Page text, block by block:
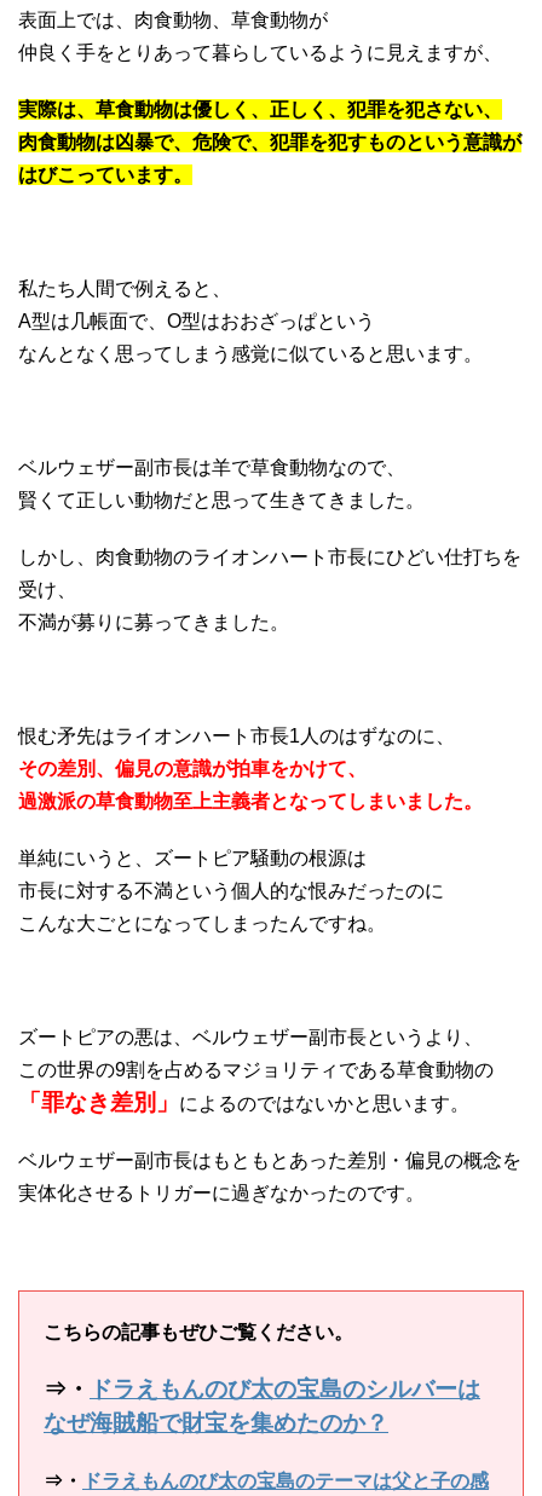
表面上では、肉食動物、草食動物が
仲良く手をとりあって暮らしているように見えますが、
実際は、草食動物は優しく、正しく、犯罪を犯さない、
肉食動物は凶暴で、危険で、犯罪を犯すものという意識が
はびこっています。
私たち人間で例えると、
A型は几帳面で、O型はおおざっぱという
なんとなく思ってしまう感覚に似ていると思います。
ベルウェザー副市長は羊で草食動物なので、
賢くて正しい動物だと思って生きてきました。
しかし、肉食動物のライオンハート市長にひどい仕打ちを
受け、
不満が募りに募ってきました。
恨む矛先はライオンハート市長1人のはずなのに、
その差別、偏見の意識が拍車をかけて、
過激派の草食動物至上主義者となってしまいました。
単純にいうと、ズートピア騒動の根源は
市長に対する不満という個人的な恨みだったのに
こんな大ごとになってしまったんですね。
ズートピアの悪は、ベルウェザー副市長というより、
この世界の9割を占めるマジョリティである草食動物の
「罪なき差別」 によるのではないかと思います。
ベルウェザー副市長はもともとあった差別・偏見の概念を
実体化させるトリガーに過ぎなかったのです。
こちらの記事もぜひご覧ください。
⇒・
ドラえもんのび太の宝島のシルバーは
なぜ海賊船で財宝を集めたのか？
⇒・ ドラえもんのび太の宝島のテーマは父と子の感